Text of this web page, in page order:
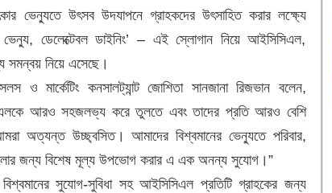
ভেন্যুতে উৎসব উদযাপনে গ্রাহকদের উৎসাহিত করার লক্ষ্যে
ভেন্যু, ডেলেক্টেবল ডাইনিং’ – এই স্লোগান নিয়ে আইসিসিএল,
সমন্বয় নিয়ে এসেছে।
ও মার্কেটিং কনসালট্যান্ট জোশিতা সানজানা রিজভান বলেন,
আরও সহজলভ্য করে তুলতে এবং তাদের প্রতি আরও বেশি
অত্যন্ত উচ্ছ্বসিত। আমাদের বিশ্বমানের ভেন্যুতে পরিবার,
জন্য বিশেষ মূল্য উপভোগ করার এ এক অনন্য সুযোগ।”
সুযোগ-সুবিধা সহ আইসিসিএল প্রতিটি গ্রাহকের জন্য